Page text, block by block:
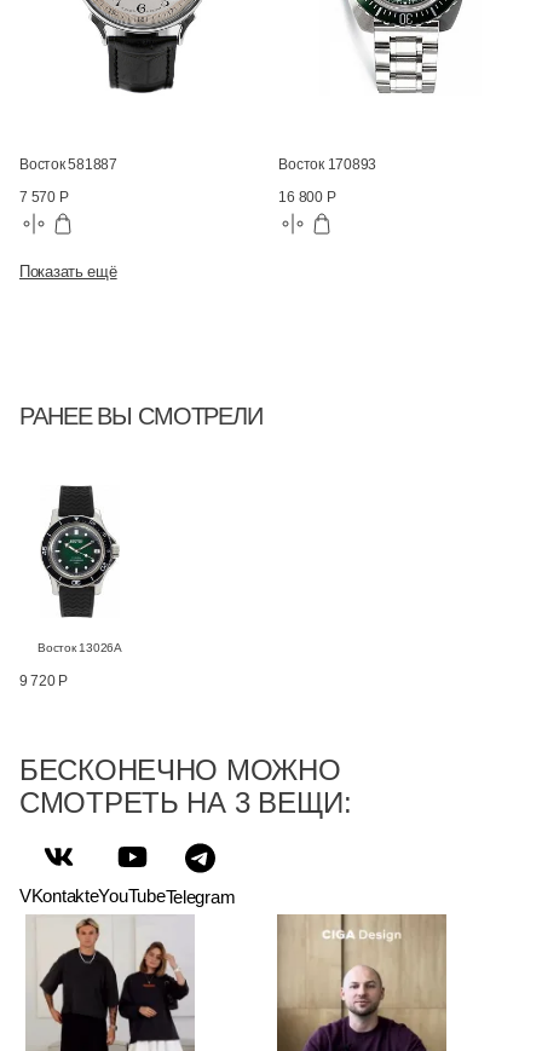
Восток 581887
7 570 Р
Восток 170893
16 800 Р
Показать ещё
РАНЕЕ ВЫ СМОТРЕЛИ
Восток 13026А
9 720 Р
БЕСКОНЕЧНО МОЖНО
СМОТРЕТЬ НА 3 ВЕЩИ:
VKontakteYouTubeTelegram